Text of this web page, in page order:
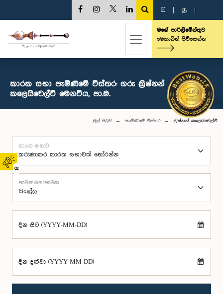
02
E த
මගේ පාර්ලිමේන්තුව
මෙතැනින් පිවිසෙන්න
කාරක සභා පැමිණීමේ විස්තර: ගරු ක්‍රිෂ්නන්
කලෙයිචෙල්වි මෙනවිය, පා.ම.
මුල් පිටුව පැමිණීමේ විස්තර ක්‍රිෂ්නන් කලෙයිචෙල්වි
කාරක සභාව
පැමිණි/නොපැමිණි
දින සිට (YYYY-MM-DD)
දින දක්වා (YYYY-MM-DD)